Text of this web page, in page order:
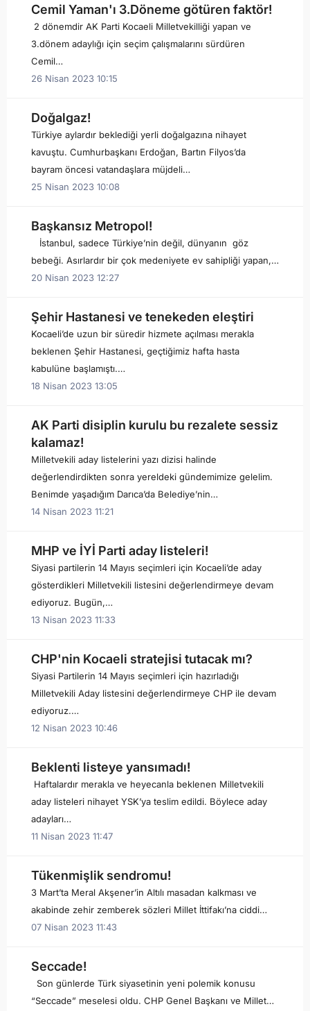
Cemil Yaman'ı 3.Döneme götüren faktör!
2 dönemdir AK Parti Kocaeli Milletvekilliği yapan ve
3.dönem adaylığı için seçim çalışmalarını sürdüren
Cemil…
26 Nisan 2023 10:15
Doğalgaz!
Türkiye aylardır beklediği yerli doğalgazına nihayet
kavuştu. Cumhurbaşkanı Erdoğan, Bartın Filyos’da
bayram öncesi vatandaşlara müjdeli…
25 Nisan 2023 10:08
Başkansız Metropol!
İstanbul, sadece Türkiye’nin değil, dünyanın göz
bebeği. Asırlardır bir çok medeniyete ev sahipliği yapan,…
20 Nisan 2023 12:27
Şehir Hastanesi ve tenekeden eleştiri
Kocaeli’de uzun bir süredir hizmete açılması merakla
beklenen Şehir Hastanesi, geçtiğimiz hafta hasta
kabulüne başlamıştı.…
18 Nisan 2023 13:05
AK Parti disiplin kurulu bu rezalete sessiz
kalamaz!
Milletvekili aday listelerini yazı dizisi halinde
değerlendirdikten sonra yereldeki gündemimize gelelim.
Benimde yaşadığım Darıca’da Belediye’nin…
14 Nisan 2023 11:21
MHP ve İYİ Parti aday listeleri!
Siyasi partilerin 14 Mayıs seçimleri için Kocaeli’de aday
gösterdikleri Milletvekili listesini değerlendirmeye devam
ediyoruz. Bugün,…
13 Nisan 2023 11:33
CHP'nin Kocaeli stratejisi tutacak mı?
Siyasi Partilerin 14 Mayıs seçimleri için hazırladığı
Milletvekili Aday listesini değerlendirmeye CHP ile devam
ediyoruz.…
12 Nisan 2023 10:46
Beklenti listeye yansımadı!
Haftalardır merakla ve heyecanla beklenen Milletvekili
aday listeleri nihayet YSK’ya teslim edildi. Böylece aday
adayları…
11 Nisan 2023 11:47
Tükenmişlik sendromu!
3 Mart’ta Meral Akşener’in Altılı masadan kalkması ve
akabinde zehir zemberek sözleri Millet İttifakı’na ciddi…
07 Nisan 2023 11:43
Seccade!
Son günlerde Türk siyasetinin yeni polemik konusu
“Seccade” meselesi oldu. CHP Genel Başkanı ve Millet…